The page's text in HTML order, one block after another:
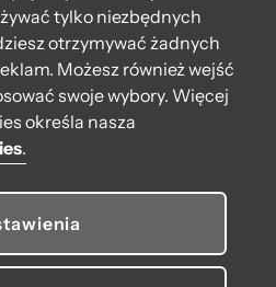
tylko niezbędnych
otrzymywać żadnych
Możesz również wejść
swoje wybory. Więcej
określa nasza
.